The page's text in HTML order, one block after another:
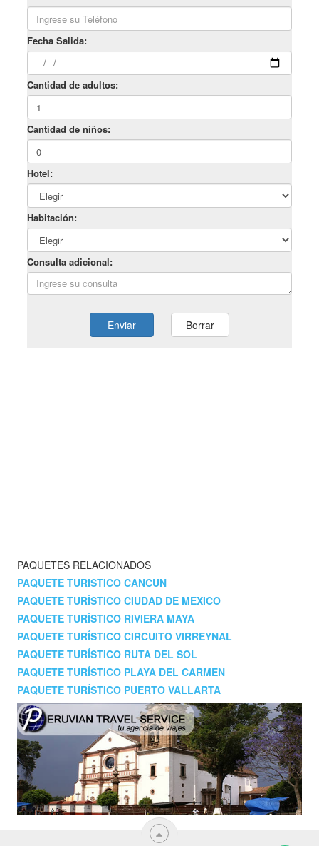
PAQUETES RELACIONADOS
PAQUETE TURISTICO CANCUN
PAQUETE TURÍSTICO CIUDAD DE MEXICO
PAQUETE TURÍSTICO RIVIERA MAYA
PAQUETE TURÍSTICO CIRCUITO VIRREYNAL
PAQUETE TURÍSTICO RUTA DEL SOL
PAQUETE TURÍSTICO PLAYA DEL CARMEN
PAQUETE TURÍSTICO PUERTO VALLARTA